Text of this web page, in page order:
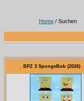
Home/ Suchen
. BPZ 3 SpongeBob (2026)